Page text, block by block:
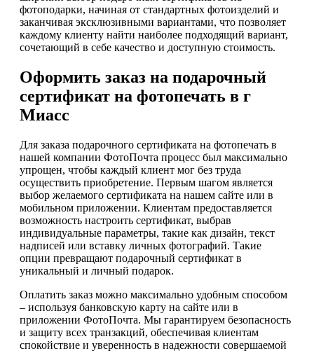
фотоподарки, начиная от стандартных фотоизделий и
заканчивая эксклюзивными вариантами, что позволяет
каждому клиенту найти наиболее подходящий вариант,
сочетающий в себе качество и доступную стоимость.
Оформить заказ на подарочный
сертификат на фотопечать в г
Миасс
Для заказа подарочного сертификата на фотопечать в
нашей компании ФотоПочта процесс был максимально
упрощен, чтобы каждый клиент мог без труда
осуществить приобретение. Первым шагом является
выбор желаемого сертификата на нашем сайте или в
мобильном приложении. Клиентам предоставляется
возможность настроить сертификат, выбрав
индивидуальные параметры, такие как дизайн, текст
надписей или вставку личных фотографий. Такие
опции превращают подарочный сертификат в
уникальный и личный подарок.
Оплатить заказ можно максимально удобным способом
– используя банковскую карту на сайте или в
приложении ФотоПочта. Мы гарантируем безопасность
и защиту всех транзакций, обеспечивая клиентам
спокойствие и уверенность в надежности совершаемой